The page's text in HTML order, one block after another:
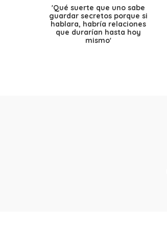
'Qué suerte que uno sabe
guardar secretos porque si
hablara, habría relaciones
que durarían hasta hoy
mismo'